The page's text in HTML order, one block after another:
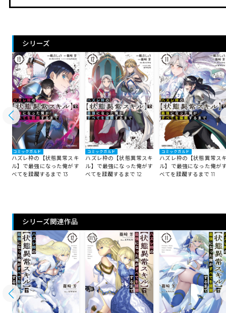
シリーズ
コミックガルド
ハズレ枠の【状態異常スキ
ル】で最強になった俺がす
べてを蹂躙するまで 13
コミックガルド
ハズレ枠の【状態異常スキ
ル】で最強になった俺がす
べてを蹂躙するまで 12
コミックガルド
ハズレ枠の【状態異常ス
ル】で最強になった俺が
べてを蹂躙するまで 11
シリーズ関連作品